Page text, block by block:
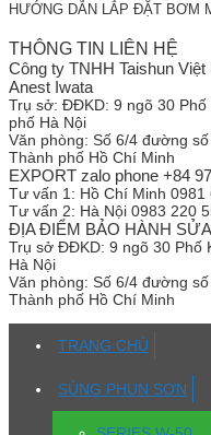
HƯỚNG DẪN LẮP ĐẶT BƠM
THÔNG TIN LIÊN HỆ
Công ty TNHH Taishun
Anest Iwata
Trụ sở: ĐĐKD: 9 ngõ 30
phố Hà Nội
Văn phòng: Số 6/4 đường
Thành phố Hồ Chí Minh
EXPORT zalo phone +84
Tư vấn 1: Hồ Chí Minh 0981
Tư vấn 2: Hà Nội 0983 220
ĐỊA ĐIỂM BẢO HÀNH
Trụ sở ĐĐKD: 9 ngõ 30 Phố
Hà Nội
Văn phòng: Số 6/4 đường
Thành phố Hồ Chí Minh
TRANG CHỦ
SÚNG PHUN SƠN